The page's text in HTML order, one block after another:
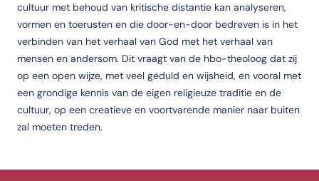
cultuur met behoud van kritische distantie kan analyseren,
vormen en toerusten en die door-en-door bedreven is in het
verbinden van het verhaal van God met het verhaal van
mensen en andersom. Dit vraagt van de hbo-theoloog dat zij
op een open wijze, met veel geduld en wijsheid, en vooral met
een grondige kennis van de eigen religieuze traditie en de
cultuur, op een creatieve en voortvarende manier naar buiten
zal moeten treden.